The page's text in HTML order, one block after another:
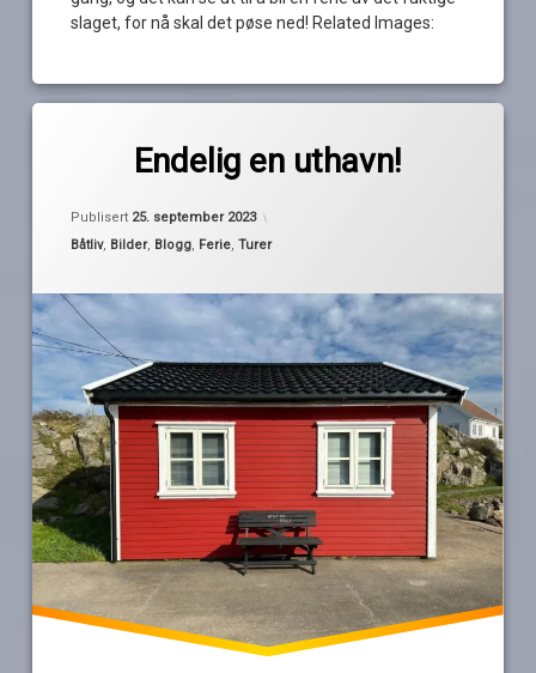
slaget, for nå skal det pøse ned! Related Images:
Endelig en uthavn!
Publisert 25. september 2023
Kategorier:
Båtliv, Bilder, Blogg, Ferie,Turer
mandal
omveier
turrapport
uthavn